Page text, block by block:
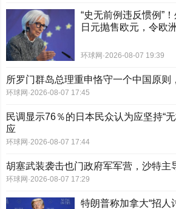
“史无前例违反惯例”
日元抛售欧元，令欧
环球网 ·2026-08-07 19:39
所罗门群岛总理重申恪守一个中国原则
环球网 ·2026-08-07 17:45
民调显示76％的日本民众认为应坚持“
应
环球网 ·2026-08-07 17:44
胡塞武装袭击也门政府军军营，沙特主
环球网 ·2026-08-07 17:29
特朗普称加拿大“招人